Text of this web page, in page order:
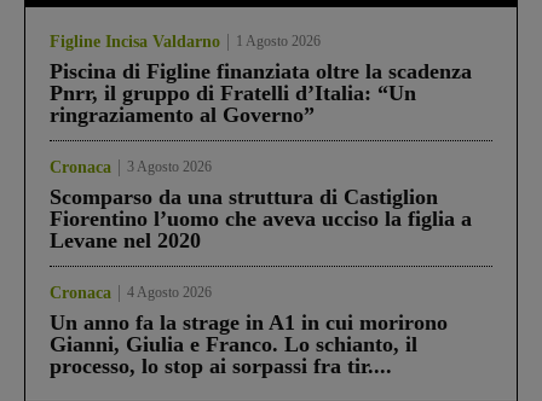
Figline Incisa Valdarno 1 Agosto 2026
Piscina di Figline finanziata oltre la scadenza
Pnrr, il gruppo di Fratelli d’Italia: “Un
ringraziamento al Governo”
Cronaca 3 Agosto 2026
Scomparso da una struttura di Castiglion
Fiorentino l’uomo che aveva ucciso la figlia a
Levane nel 2020
Cronaca 4 Agosto 2026
Un anno fa la strage in A1 in cui morirono
Gianni, Giulia e Franco. Lo schianto, il
processo, lo stop ai sorpassi fra tir....